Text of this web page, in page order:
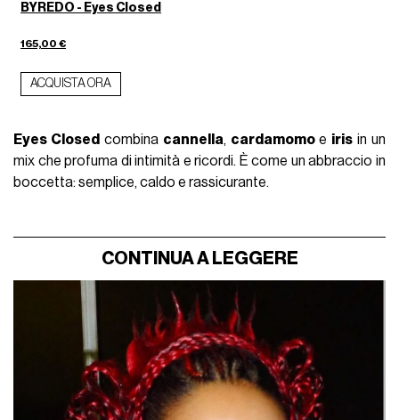
BYREDO - Eyes Closed
165,00 €
ACQUISTA ORA
Eyes Closed combina cannella, cardamomoe iris in un
mix che profuma di intimità e ricordi. È come un abbraccio in
boccetta: semplice, caldo e rassicurante.
CONTINUA A LEGGERE